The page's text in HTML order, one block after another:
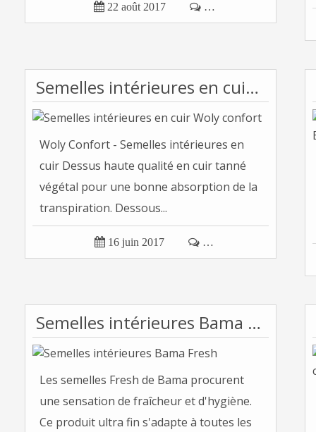
 22 août 2017  …
Semelles intérieures en cuir Woly confort
Woly Confort - Semelles intérieures en
cuir Dessus haute qualité en cuir tanné
végétal pour une bonne absorption de la
transpiration. Dessous...
 16 juin 2017  …
Semelles intérieures Bama Fresh
Les semelles Fresh de Bama procurent
une sensation de fraîcheur et d'hygiène.
Ce produit ultra fin s'adapte à toutes les